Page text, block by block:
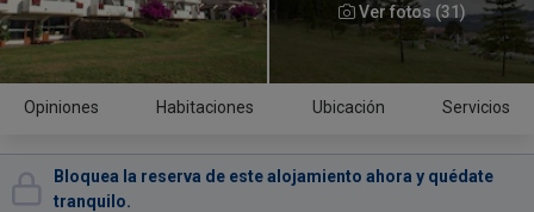
Ver fotos (31)
Opiniones Habitaciones Ubicación Servicios
Bloquea la reserva de este alojamiento ahora y quédate
tranquilo.